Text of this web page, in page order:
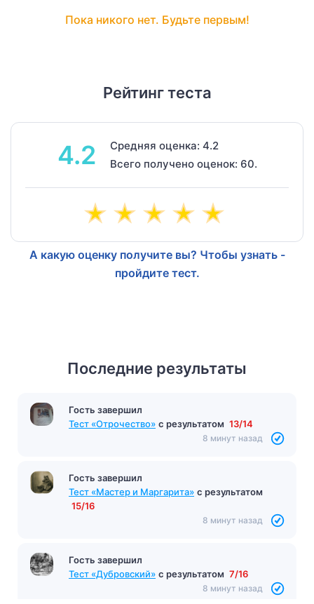
Пока никого нет. Будьте первым!
Рейтинг теста
4.2
Средняя оценка: 4.2
Всего получено оценок: 60.
А какую оценку получите вы? Чтобы узнать -
пройдите тест.
Последние результаты
Гость завершил
Тест «Отрочество» с результатом 13/14
8 минут назад
Гость завершил
Тест «Мастер и Маргарита» с результатом
15/16
8 минут назад
Гость завершил
Тест «Дубровский» с результатом 7/16
8 минут назад